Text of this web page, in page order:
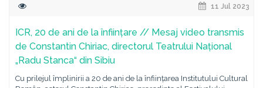
11 Jul 2023
ICR, 20 de ani de la înființare // Mesaj video transmis
de Constantin Chiriac, directorul Teatrului Național
„Radu Stanca“ din Sibiu
Cu prilejul împlinirii a 20 de ani de la înființarea Institutului Cultural